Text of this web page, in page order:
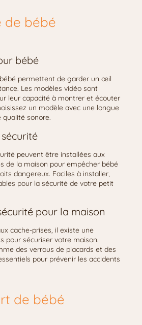
de bébé
bébé
permettent de garder un œil
Les modèles vidéo sont
leur capacité à montrer et écouter
un modèle avec une longue
sonore.
peuvent être installées aux
de la maison pour empêcher bébé
dangereux. Faciles à installer,
pour la sécurité de votre petit
pour la maison
cache-prises, il existe une
pour sécuriser votre maison.
des verrous de placards et des
pour prévenir les accidents
de bébé